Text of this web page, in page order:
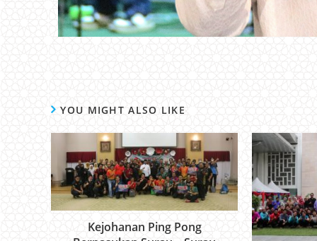
YOU MIGHT ALSO LIKE
Kejohanan Ping Pong